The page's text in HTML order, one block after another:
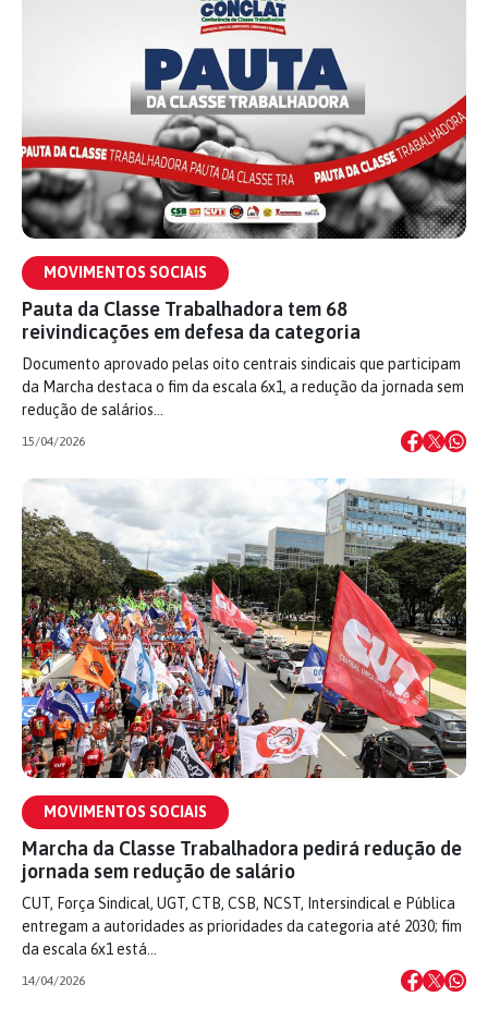
MOVIMENTOS SOCIAIS
Pauta da Classe Trabalhadora tem 68
reivindicações em defesa da categoria
Documento aprovado pelas oito centrais sindicais que participam
da Marcha destaca o fim da escala 6x1, a redução da jornada sem
redução de salários…
15/04/2026
MOVIMENTOS SOCIAIS
Marcha da Classe Trabalhadora pedirá redução de
jornada sem redução de salário
CUT, Força Sindical, UGT, CTB, CSB, NCST, Intersindical e Pública
entregam a autoridades as prioridades da categoria até 2030; fim
da escala 6x1 está…
14/04/2026